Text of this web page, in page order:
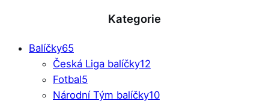
Kategorie
Balíčky65
Česká Liga balíčky12
Fotbal5
Národní Tým balíčky10